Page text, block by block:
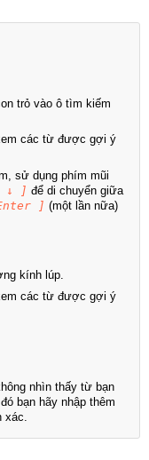
trỏ vào ô tìm kiếm
các từ được gợi ý
sử dụng phím mũi
↓ ] để di chuyển giữa
] (một lần nữa)
kính lúp.
các từ được gợi ý
nhìn thấy từ bạn
bạn hãy nhập thêm
xác.